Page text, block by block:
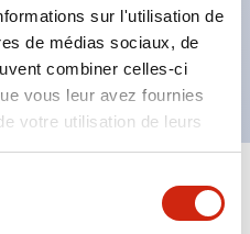
sur l'utilisation de
de médias sociaux, de
combiner celles-ci
vous leur avez fournies
votre utilisation de leurs
contact 1NF, borne
Tout développer+